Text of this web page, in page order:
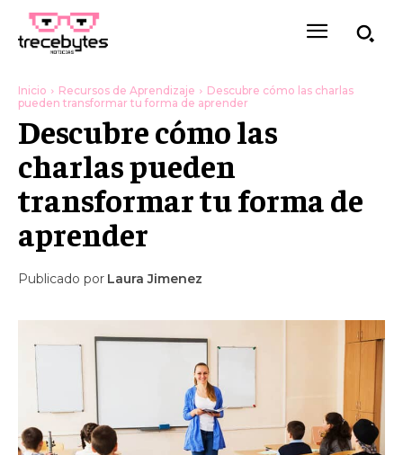
Inicio Recursos de Aprendizaje
Descubre cómo las charlas
pueden transformar tu forma de aprender
Descubre cómo las
charlas pueden
transformar tu forma de
aprender
Publicado por Laura Jimenez